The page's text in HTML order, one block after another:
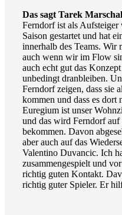
Das sagt Tarek
Ferndorf ist als
Saison gestartet und hat
innerhalb des Teams. Wir
auch wenn wir im Flow
auch echt gut das
unbedingt dranbleiben.
Ferndorf zeigen, dass sie
kommen und dass es dort
Euregium ist unser
und das wird Ferndorf auf
bekommen. Davon
aber auch auf das
Valentino Duvancic. Ich
zusammengespielt und
richtig guten Kontakt.
richtig guter Spieler. Er